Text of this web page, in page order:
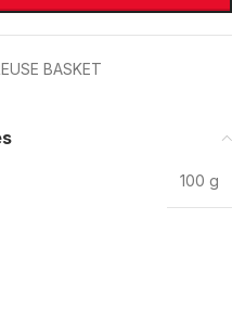
BASKET
100 g